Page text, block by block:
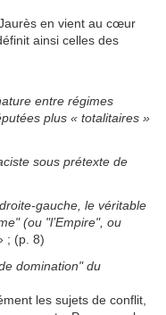
en vient au cœur
ainsi celles des
entre régimes
plus « totalitaires »
sous prétexte de
gauche, le véritable
(ou "l’Empire", ou
; (p. 8)
domination" du
les sujets de conflit,